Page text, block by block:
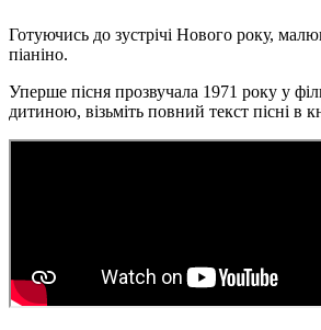
Готуючись до зустрічі Нового року,
піаніно.
Уперше пісня прозвучала 1971 року у
дитиною, візьміть повний текст пісні в